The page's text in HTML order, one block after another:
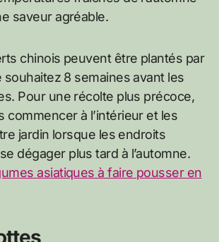
saveur agréable.
chinois peuvent être plantés par
souhaitez 8 semaines avant les
Pour une récolte plus précoce,
commencer à l’intérieur et les
jardin lorsque les endroits
dégager plus tard à l’automne.
asiatiques à faire pousser en